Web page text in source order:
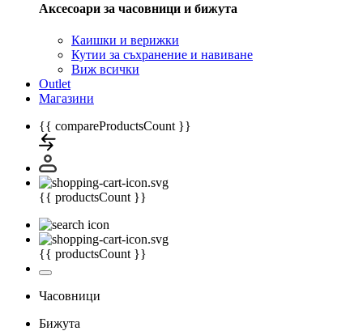
Аксесоари за часовници и бижута
Каишки и верижки
Кутии за съхранение и навиване
Виж всички
Outlet
Магазини
{{ compareProductsCount }}
{{ productsCount }}
{{ productsCount }}
Часовници
Бижута